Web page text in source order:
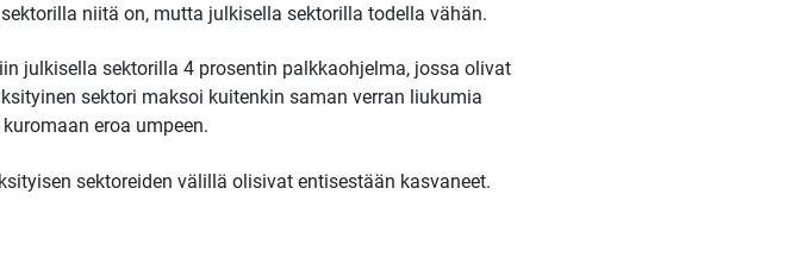
niitä on, mutta julkisella sektorilla todella vähän.
julkisella sektorilla 4 prosentin palkkaohjelma, jossa olivat
sektori maksoi kuitenkin saman verran liukumia
eroa umpeen.
sektoreiden välillä olisivat entisestään kasvaneet.